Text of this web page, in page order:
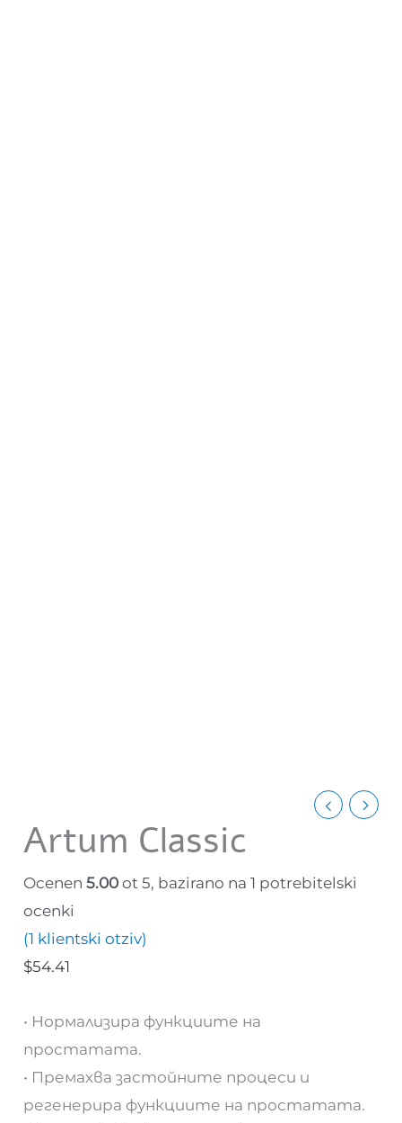
Artum Classic
Ocenen5.00 ot 5, bazirano na1 potrebitelski
ocenki
(1 klientski otziv)
$54.41
• Нормализира функциите на
простатата.
• Премахва застойните процеси и
регенерира функциите на простатата.